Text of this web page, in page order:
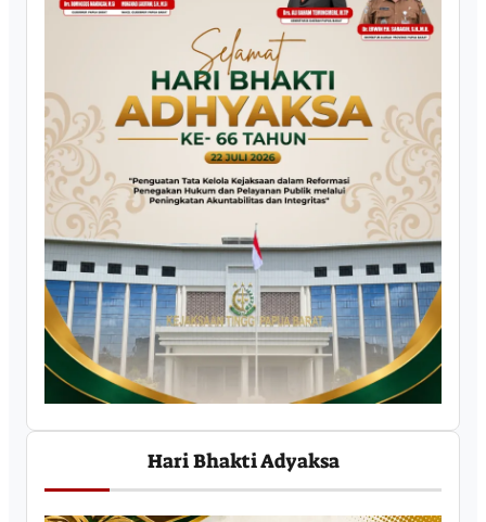
Hari Bhakti Adyaksa